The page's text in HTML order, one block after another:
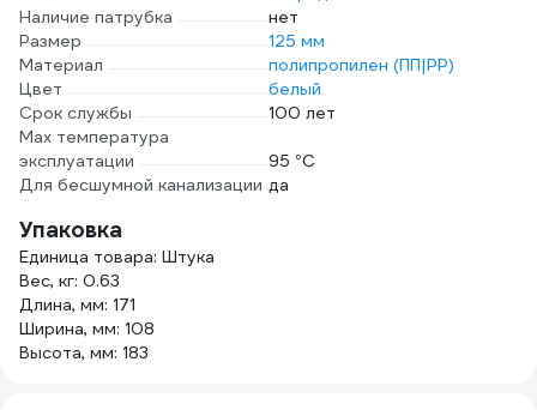
Наличие патрубка
нет
Размер
125 мм
Материал
полипропилен (ПП|PP)
Цвет
белый
Срок службы
100 лет
Max температура
эксплуатации
95 °С
Для бесшумной канализации да
Упаковка
Единица товара: Штука
Вес, кг: 0.63
Длина, мм: 171
Ширина, мм: 108
Высота, мм: 183